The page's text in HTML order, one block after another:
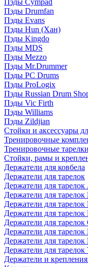
Пэды Cympad
Пэды Drumfan
Пэды Evans
Пэды Hun (Хан)
Пэды Kingdo
Пэды MDS
Пэды Mezzo
Пэды Mr.Drummer
Пэды PC Drums
Пэды ProLogix
Пэды Russian Drum
Пэды Vic Firth
Пэды Williams
Пэды Zildjian
Стойки и аксессуары
Тренировочные
Тренировочные тарелки
Стойки, рамы и
Держатели для ковбела
Держатели для тарелок
Держатели для тарелок
Держатели для тарелок
Держатели для тарелок
Держатели для тарелок
Держатели для тарелок
Держатели для тарелок
Держатели для тарелок
Держатели для тарелок
Держатели и